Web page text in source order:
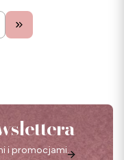
Przejdź do ostatniej
i promocjami.